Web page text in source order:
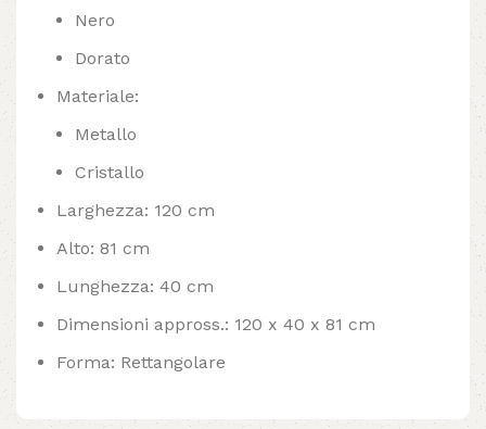
Nero
Dorato
Materiale:
Metallo
Cristallo
Larghezza: 120 cm
Alto: 81 cm
Lunghezza: 40 cm
Dimensioni appross.: 120 x 40 x 81 cm
Forma: Rettangolare